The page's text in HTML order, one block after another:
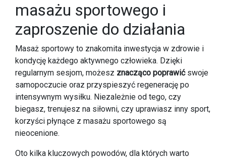
masażu sportowego i
zaproszenie do działania
Masaż sportowy to znakomita inwestycja w zdrowie i
kondycję każdego aktywnego człowieka. Dzięki
regularnym sesjom, możesz znacząco poprawićswoje
samopoczucie oraz przyspieszyć regenerację po
intensywnym wysiłku. Niezależnie od tego, czy
biegasz, trenujesz na siłowni, czy uprawiasz inny sport,
korzyści płynące z masażu sportowego są
nieocenione.
Oto kilka kluczowych powodów, dla których warto